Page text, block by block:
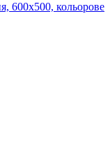
600x500, кольорове